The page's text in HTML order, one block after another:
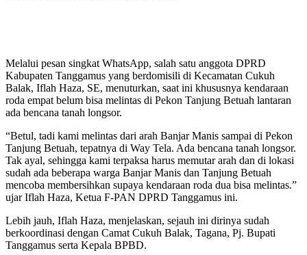
Melalui pesan singkat WhatsApp, salah satu anggota DPRD
Kabupaten Tanggamus yang berdomisili di Kecamatan Cukuh
Balak, Iflah Haza, SE, menuturkan, saat ini khususnya kendaraan
roda empat belum bisa melintas di Pekon Tanjung Betuah lantaran
ada bencana tanah longsor.
“Betul, tadi kami melintas dari arah Banjar Manis sampai di Pekon
Tanjung Betuah, tepatnya di Way Tela. Ada bencana tanah longsor.
Tak ayal, sehingga kami terpaksa harus memutar arah dan di lokasi
sudah ada beberapa warga Banjar Manis dan Tanjung Betuah
mencoba membersihkan supaya kendaraan roda dua bisa melintas.”
ujar Iflah Haza, Ketua F-PAN DPRD Tanggamus ini.
Lebih jauh, Iflah Haza, menjelaskan, sejauh ini dirinya sudah
berkoordinasi dengan Camat Cukuh Balak, Tagana, Pj. Bupati
Tanggamus serta Kepala BPBD.